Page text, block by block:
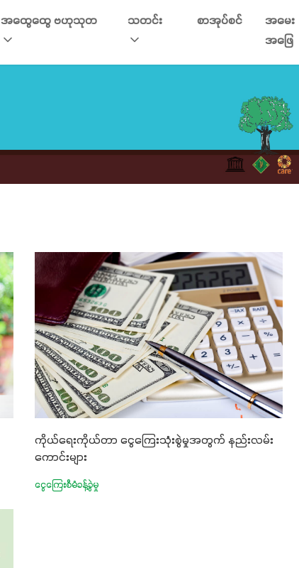
အထွေထွေ ဗဟုသုတ သတင်း စာအုပ်စင်
အမေး
အဖြေ
ကိုယ်ရေးကိုယ်တာ ငွေကြေးသုံးစွဲမှုအတွက် နည်းလမ်း
ကောင်းများ
ငွေကြေးစီမံခန့်ခွဲမှု